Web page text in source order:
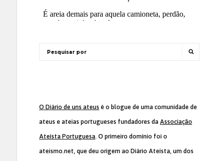
O Diário de uns ateus é o blogue de uma comunidade de
ateus e ateias portugueses fundadores da Associação
Ateísta Portuguesa. O primeiro domínio foi o
ateismo.net, que deu origem ao Diário Ateísta, um dos